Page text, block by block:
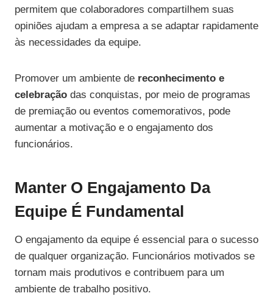
permitem que colaboradores compartilhem suas
opiniões ajudam a empresa a se adaptar rapidamente
às necessidades da equipe.
Promover um ambiente de reconhecimento e
celebração das conquistas, por meio de programas
de premiação ou eventos comemorativos, pode
aumentar a motivação e o engajamento dos
funcionários.
Manter O Engajamento Da
Equipe É Fundamental
O engajamento da equipe é essencial para o sucesso
de qualquer organização. Funcionários motivados se
tornam mais produtivos e contribuem para um
ambiente de trabalho positivo.